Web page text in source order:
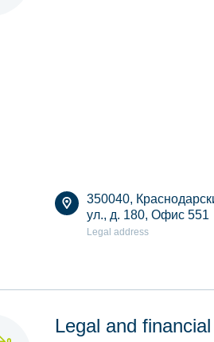
350040,
ул., д. 180, Офис 551
Legal address
Legal and